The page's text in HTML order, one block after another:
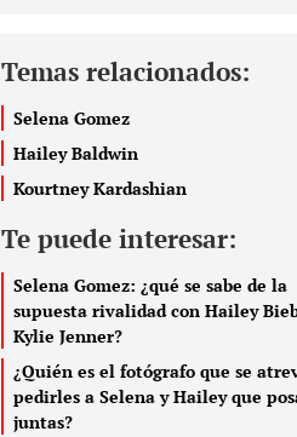
Temas relacionados:
Selena Gomez
Hailey Baldwin
Kourtney Kardashian
Te puede interesar:
Selena Gomez: ¿qué se sabe de la
supuesta rivalidad con Hailey
Kylie Jenner?
¿Quién es el fotógrafo que se
pedirles a Selena y Hailey que
juntas?